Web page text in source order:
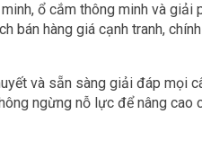
ổ cắm thông minh và giải
bán hàng giá cạnh tranh,
và sẵn sàng giải đáp mọi
ngừng nỗ lực để nâng cao